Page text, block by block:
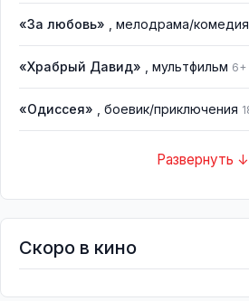
«За любовь» , мелодрама/комедия
«Храбрый Давид» , мультфильм 6+
«Одиссея» , боевик/приключения
Развернуть ↓
Скоро в кино